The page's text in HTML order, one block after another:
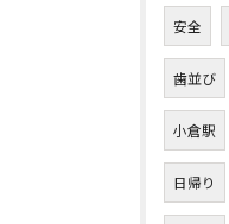
安全
歯並び
小倉駅
日帰り